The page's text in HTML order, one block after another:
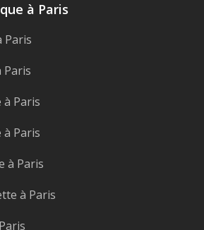
à Paris
Paris
Paris
Paris
Paris
à Paris
à Paris